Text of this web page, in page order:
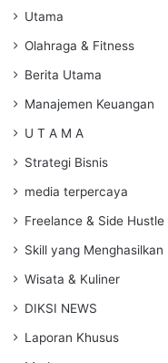
Utama
Olahraga & Fitness
Berita Utama
Manajemen Keuangan
U T A M A
Strategi Bisnis
media terpercaya
Freelance & Side Hustle
Skill yang Menghasilkan
Wisata & Kuliner
DIKSI NEWS
Laporan Khusus